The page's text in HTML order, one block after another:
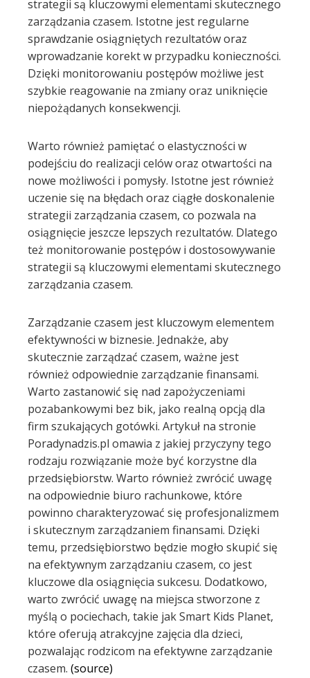
strategii są kluczowymi elementami skutecznego
zarządzania czasem. Istotne jest regularne
sprawdzanie osiągniętych rezultatów oraz
wprowadzanie korekt w przypadku konieczności.
Dzięki monitorowaniu postępów możliwe jest
szybkie reagowanie na zmiany oraz uniknięcie
niepożądanych konsekwencji.
Warto również pamiętać o elastyczności w
podejściu do realizacji celów oraz otwartości na
nowe możliwości i pomysły. Istotne jest również
uczenie się na błędach oraz ciągłe doskonalenie
strategii zarządzania czasem, co pozwala na
osiągnięcie jeszcze lepszych rezultatów. Dlatego
też monitorowanie postępów i dostosowywanie
strategii są kluczowymi elementami skutecznego
zarządzania czasem.
Zarządzanie czasem jest kluczowym elementem
efektywności w biznesie. Jednakże, aby
skutecznie zarządzać czasem, ważne jest
również odpowiednie zarządzanie finansami.
Warto zastanowić się nad zapożyczeniami
pozabankowymi bez bik, jako realną opcją dla
firm szukających gotówki. Artykuł na stronie
Poradynadzis.pl omawia z jakiej przyczyny tego
rodzaju rozwiązanie może być korzystne dla
przedsiębiorstw. Warto również zwrócić uwagę
na odpowiednie biuro rachunkowe, które
powinno charakteryzować się profesjonalizmem
i skutecznym zarządzaniem finansami. Dzięki
temu, przedsiębiorstwo będzie mogło skupić się
na efektywnym zarządzaniu czasem, co jest
kluczowe dla osiągnięcia sukcesu. Dodatkowo,
warto zwrócić uwagę na miejsca stworzone z
myślą o pociechach, takie jak Smart Kids Planet,
które oferują atrakcyjne zajęcia dla dzieci,
pozwalając rodzicom na efektywne zarządzanie
czasem. (source)